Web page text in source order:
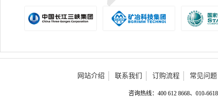
网站介绍 联系我们 订购流程 常见问题
咨询热线：400 612 8668、010-